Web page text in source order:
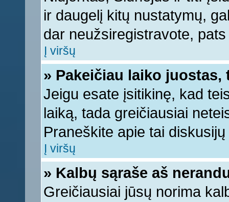
ir daugelį kitų nustatymų,
dar neužsiregistravote,
Į viršų
» Pakeičiau laiko
Jeigu esate įsitikinę, kad
laiką, tada greičiausiai
Praneškite apie tai
Į viršų
» Kalbų sąraše aš
Greičiausiai jūsų norima